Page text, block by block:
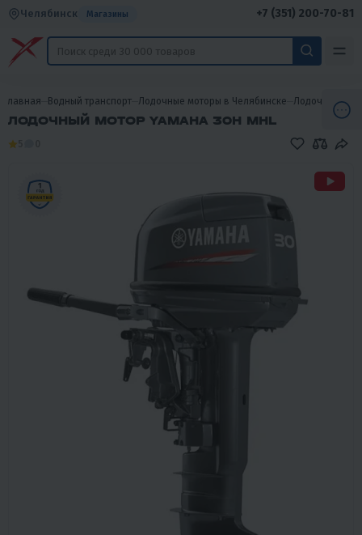
Челябинск Магазины +7 (351) 200-70-81
Главная Водный транспорт Лодочные моторы в Челябинске Лодочные
ЛОДОЧНЫЙ МОТОР YAMAHA 30H MHL